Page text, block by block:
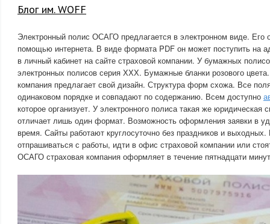
Блог им. WOFF
Электронный полис ОСАГО предлагается в электронном виде.
помощью интернета. В виде формата PDF он может поступить на
в личный кабинет на сайте страховой компании. У бумажных
электронных полисов серия ХХХ. Бумажные бланки розового
компания предлагает свой дизайн. Структура форм схожа. Все
одинаковом порядке и совпадают по содержанию. Всем доступно
которое организует. У электронного полиса такая же юридическая
отличает лишь один формат. Возможность оформления заявки в
время. Сайты работают круглосуточно без праздников и
отпрашиваться с работы, идти в офис страховой компании или
ОСАГО страховая компания оформляет в течение пятнадцати